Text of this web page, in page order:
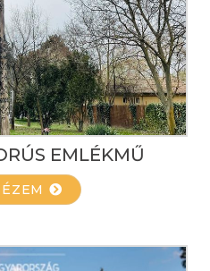
EMLÉKMŰ